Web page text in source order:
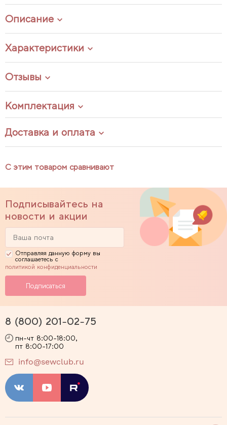
Описание
Характеристики
Отзывы
Комплектация
Доставка и оплата
С этим товаром сравнивают
Подписывайтесь на
новости и акции
Отправляя данную форму вы
соглашаетесь с
политикой конфиденциальности
8 (800) 201-02-75
пн-чт 8:00-18:00,
пт 8:00-17:00
info@sewclub.ru